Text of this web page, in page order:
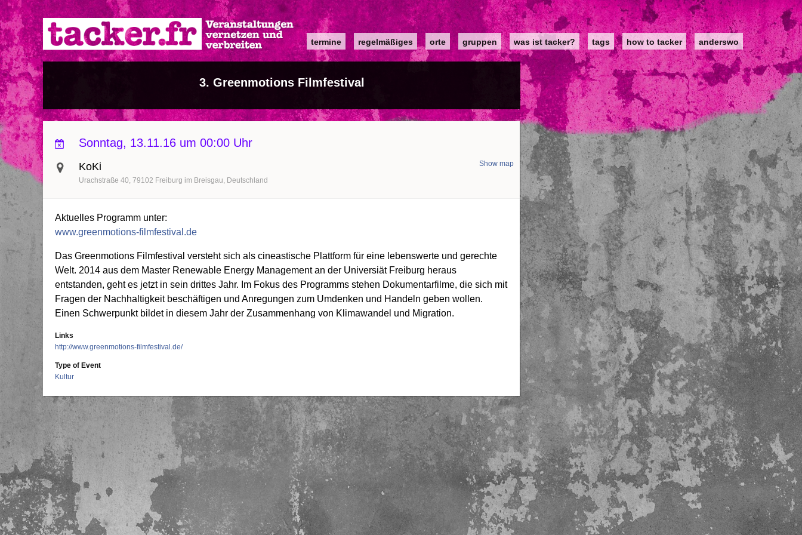
Direkt
zum
Inhalt
Main
navigation
termine regelmäßiges orte gruppen was ist tacker? tags how to tacker anderswo
3. Greenmotions Filmfestival
Sonntag, 13.11.16 um 00:00 Uhr
KoKi
Urachstraße 40 79102 Freiburg im Breisgau Deutschland
Show map
Aktuelles Programm unter:
www.greenmotions-filmfestival.de
Das Greenmotions Filmfestival versteht sich als cineastische Plattform für eine lebenswerte und gerechte
Welt. 2014 aus dem Master Renewable Energy Management an der Universiät Freiburg heraus
entstanden, geht es jetzt in sein drittes Jahr. Im Fokus des Programms stehen Dokumentarfilme, die sich mit
Fragen der Nachhaltigkeit beschäftigen und Anregungen zum Umdenken und Handeln geben wollen.
Einen Schwerpunkt bildet in diesem Jahr der Zusammenhang von Klimawandel und Migration.
Links
http://www.greenmotions-filmfestival.de/
Type of Event
Kultur